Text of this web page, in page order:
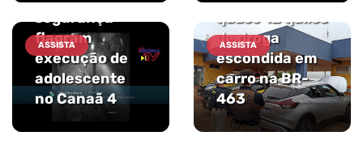
ASSISTA
segurança
flagram
execução de
adolescente
no Canaã 4
ASSISTA
quase 12 quilos
de droga
escondida em
carro na BR-
463